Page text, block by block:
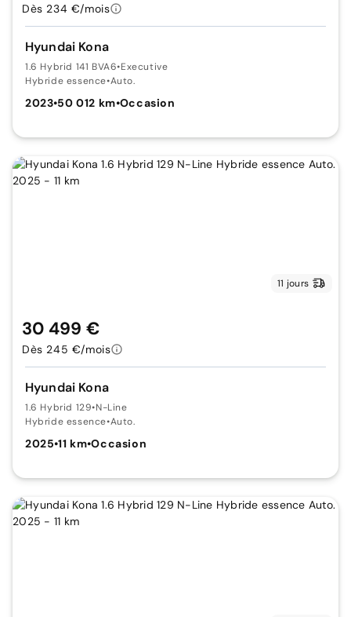
Hyundai Kona
1.6 Hybrid 141 BVA6•Executive
Hybride essence•Auto.
2023•50 012 km•Occasion
Dès 234 €/mois
11 jours
Hyundai Kona
1.6 Hybrid 129•N-Line
Hybride essence•Auto.
2025•11 km•Occasion
30 499 €
Dès 245 €/mois